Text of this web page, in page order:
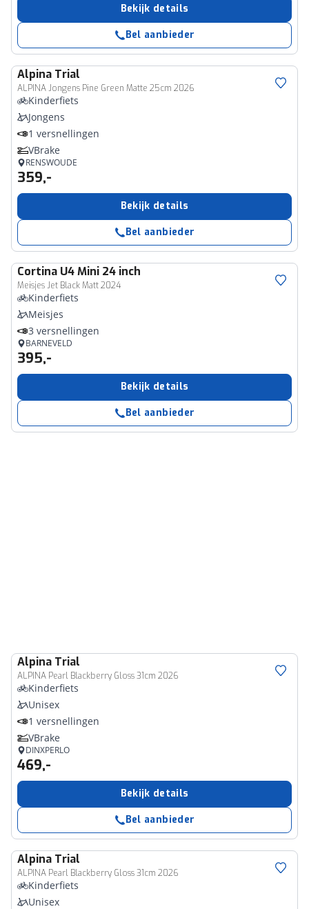
Bekijk details
Bel aanbieder
Alpina Trial
ALPINA Jongens Pine Green Matte 25cm 2026
Kinderfiets
Jongens
1 versnellingen
VBrake
RENSWOUDE
359,-
Bekijk details
Bel aanbieder
Cortina U4 Mini 24 inch
Meisjes Jet Black Matt 2024
Kinderfiets
Meisjes
3 versnellingen
BARNEVELD
395,-
Bekijk details
Bel aanbieder
Alpina Trial
ALPINA Pearl Blackberry Gloss 31cm 2026
Kinderfiets
Unisex
1 versnellingen
VBrake
DINXPERLO
469,-
Bekijk details
Bel aanbieder
Alpina Trial
ALPINA Pearl Blackberry Gloss 31cm 2026
Kinderfiets
Unisex